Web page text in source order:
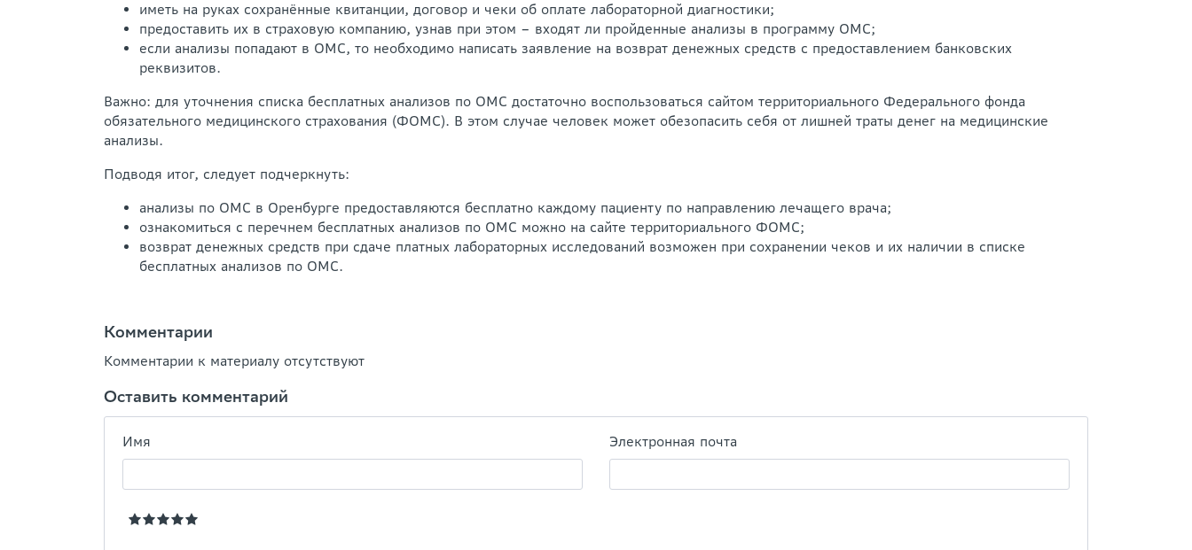
иметь на руках сохранённые квитанции, договор и чеки об оплате лабораторной диагностики;
предоставить их в страховую компанию, узнав при этом – входят ли пройденные анализы в программу ОМС;
если анализы попадают в ОМС, то необходимо написать заявление на возврат денежных средств с предоставлением банковских
реквизитов.
Важно: для уточнения списка бесплатных анализов по ОМС достаточно воспользоваться сайтом территориального Федерального фонда
обязательного медицинского страхования (ФОМС). В этом случае человек может обезопасить себя от лишней траты денег на медицинские
анализы.
Подводя итог, следует подчеркнуть:
анализы по ОМС в Оренбурге предоставляются бесплатно каждому пациенту по направлению лечащего врача;
ознакомиться с перечнем бесплатных анализов по ОМС можно на сайте территориального ФОМС;
возврат денежных средств при сдаче платных лабораторных исследований возможен при сохранении чеков и их наличии в списке
бесплатных анализов по ОМС.
Комментарии
Комментарии к материалу отсутствуют
Оставить комментарий
Имя Электронная почта